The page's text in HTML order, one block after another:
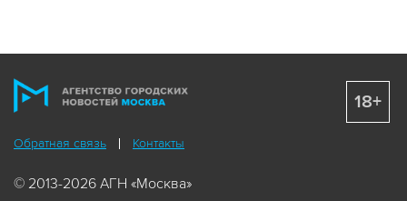
Обратная связь Контакты
© 2013-2026 АГН «Москва»
18+